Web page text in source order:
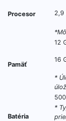
Procesor 2,9
Pamäť
12
16
*
Batéria
*